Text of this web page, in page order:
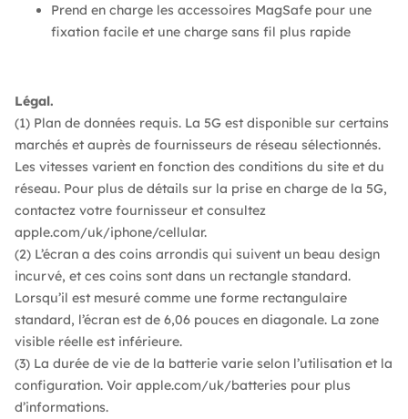
Prend en charge les accessoires MagSafe pour une
fixation facile et une charge sans fil plus rapide
Légal.
(1) Plan de données requis. La 5G est disponible sur certains
marchés et auprès de fournisseurs de réseau sélectionnés.
Les vitesses varient en fonction des conditions du site et du
réseau. Pour plus de détails sur la prise en charge de la 5G,
contactez votre fournisseur et consultez
apple.com/uk/iphone/cellular.
(2) L’écran a des coins arrondis qui suivent un beau design
incurvé, et ces coins sont dans un rectangle standard.
Lorsqu’il est mesuré comme une forme rectangulaire
standard, l’écran est de 6,06 pouces en diagonale. La zone
visible réelle est inférieure.
(3) La durée de vie de la batterie varie selon l’utilisation et la
configuration. Voir apple.com/uk/batteries pour plus
d’informations.